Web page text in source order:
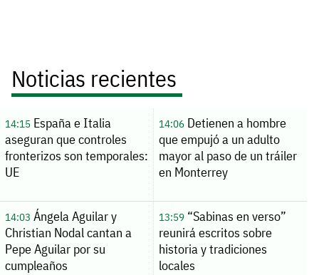
Noticias recientes
14:15España e Italia
aseguran que controles
fronterizos son temporales:
UE
14:06Detienen a hombre
que empujó a un adulto
mayor al paso de un tráiler
en Monterrey
14:03 Ángela Aguilar y
Christian Nodal cantan a
Pepe Aguilar por su
cumpleaños
13:59“Sabinas en verso”
reunirá escritos sobre
historia y tradiciones
locales